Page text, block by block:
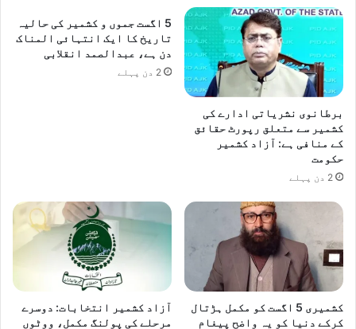
ے
ا
ت
ن
ہ
ی
د
ی
ج
ا
ے
گ
ی
ی
ر
ت
ہ
ک
ی
ح
ل
ی
ا
س
برطانوی نشریاتی ادارے کی
کشمیر سے متعلق رپورٹ حقائق
کے منافی ہے: آزاد کشمیر
حکومت
2 دن پہلے
5 اگست جموں و کشمیر کی حالیہ
تاریخ کا ایک انتہائی المناک
دن ہے، عبدالصمد انقلابی
2 دن پہلے
کشمیری 5 اگست کو مکمل ہڑتال
کرکے دنیا کو یہ واضح پیغام
آزاد کشمیر انتخابات: دوسرے
مرحلے کی پولنگ مکمل، ووٹوں